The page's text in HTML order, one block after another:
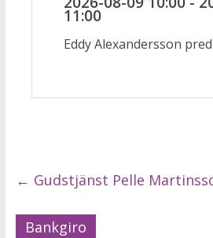
11:00
Eddy Alexandersson
← Gudstjänst Pelle
Bankgiro